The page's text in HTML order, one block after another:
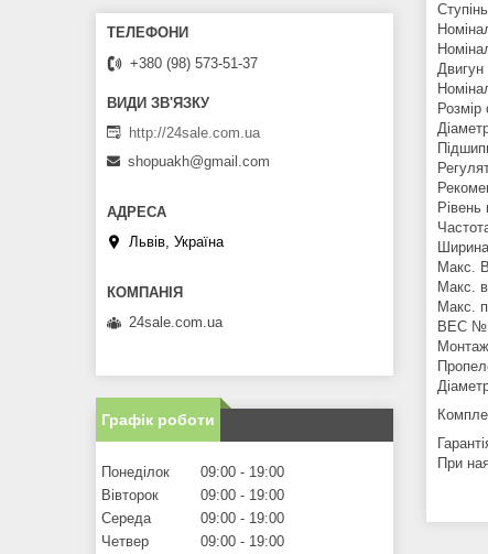
Двигун
Макс.
Макс.
Макс.
BEC №
При
+380 (98) 573-51-37
http://24sale.com.ua
shopuakh@gmail.com
Львів, Україна
24sale.com.ua
Графік роботи
Понеділок 09:00
19:00
Вівторок
09:00
19:00
Середа
09:00
19:00
Четвер
09:00
19:00